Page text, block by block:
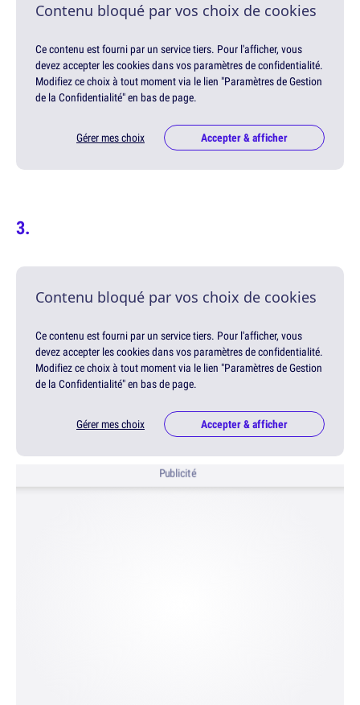
Contenu bloqué par vos choix de cookies
Ce contenu est fourni par un service tiers. Pour l'afficher, vous
devez accepter les cookies dans vos paramètres de confidentialité.
Modifiez ce choix à tout moment via le lien "Paramètres de Gestion
de la Confidentialité" en bas de page.
Gérer mes choix Accepter & afficher
Contenu bloqué par vos choix de cookies
Ce contenu est fourni par un service tiers. Pour l'afficher, vous
devez accepter les cookies dans vos paramètres de confidentialité.
Modifiez ce choix à tout moment via le lien "Paramètres de Gestion
de la Confidentialité" en bas de page.
Gérer mes choix Accepter & afficher
Publicité